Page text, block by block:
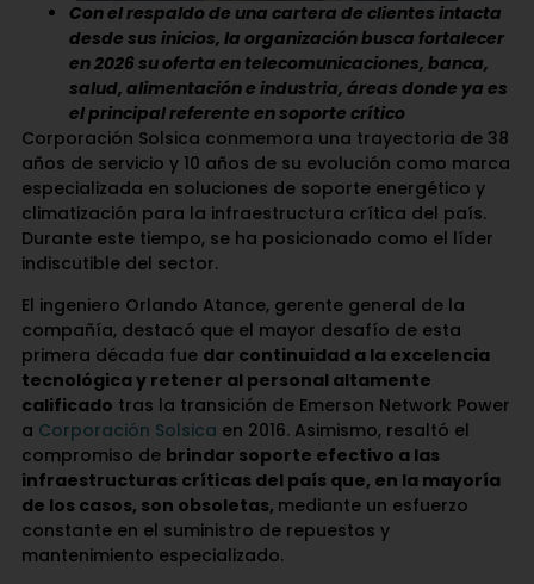
Con el respaldo de una cartera de clientes intacta
desde sus inicios, la organización busca fortalecer
en 2026 su oferta en telecomunicaciones, banca,
salud, alimentación e industria, áreas donde ya es
el principal referente en soporte crítico
Corporación Solsica conmemora una trayectoria de 38
años de servicio y 10 años de su evolución como marca
especializada en soluciones de soporte energético y
climatización para la infraestructura crítica del país.
Durante este tiempo, se ha posicionado como el líder
indiscutible del sector.
El ingeniero Orlando Atance, gerente general de la
compañía, destacó que el mayor desafío de esta
primera década fue dar continuidad a la excelencia
tecnológica y retener al personal altamente
calificado tras la transición de Emerson Network Power
a Corporación Solsica en 2016. Asimismo, resaltó el
compromiso de brindar soporte efectivo a las
infraestructuras críticas del país que, en la mayoría
de los casos, son obsoletas, mediante un esfuerzo
constante en el suministro de repuestos y
mantenimiento especializado.